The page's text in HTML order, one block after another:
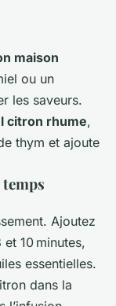
maison
ou un
les saveurs.
citron rhume,
thym et ajoute
Ajoutez
10 minutes,
essentielles.
dans la